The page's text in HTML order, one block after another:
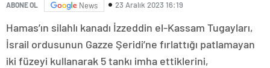
ABONE OL News 23 Aralık 2023 16:19
Hamas’ın silahlı kanadı İzzeddin el-Kassam Tugayları,
İsrail ordusunun Gazze Şeridi’ne fırlattığı patlamayan
iki füzeyi kullanarak 5 tankı imha ettiklerini,